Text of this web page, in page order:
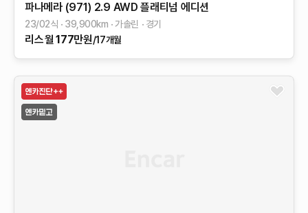
파나메라 (971) 2.9 AWD 플래티넘 에디션
23/02식 39,900km 가솔린 경기
리스월 177만원/17개월